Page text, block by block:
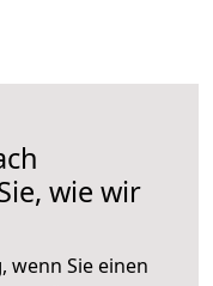
wie wir
, wenn Sie einen